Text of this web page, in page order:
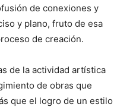
de conexiones y
y plano, fruto de esa
de creación.
de la actividad artística
de obras que
que el logro de un estilo